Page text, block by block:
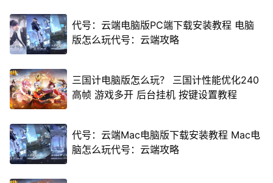
代号：云端电脑版PC端下载安装教程 电脑
版怎么玩代号：云端攻略
三国计电脑版怎么玩？ 三国计性能优化240
高帧 游戏多开 后台挂机 按键设置教程
代号：云端Mac电脑版下载安装教程 Mac电
脑怎么玩代号：云端攻略